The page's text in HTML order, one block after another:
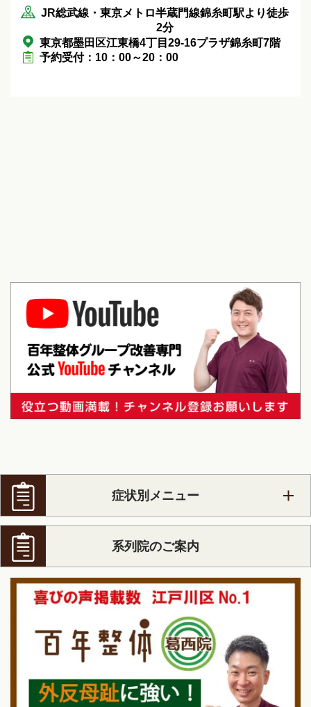
JR総武線・東京メトロ半蔵門線錦糸町駅より徒歩
2分
東京都墨田区江東橋4丁目29-16プラザ錦糸町7階
予約受付：10：00～20：00
症状別メニュー
系列院のご案内